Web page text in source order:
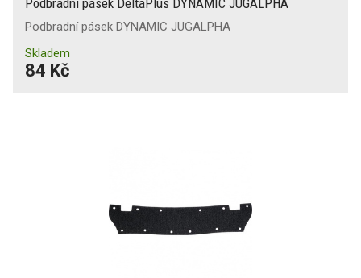
Podbradní pásek DYNAMIC JUGALPHA
Skladem
84 Kč